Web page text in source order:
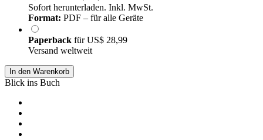
Sofort herunterladen. Inkl. MwSt.
Format: PDF – für alle Geräte
Paperback fürUS$ 28,99
Versand weltweit
In den Warenkorb
Blick ins Buch